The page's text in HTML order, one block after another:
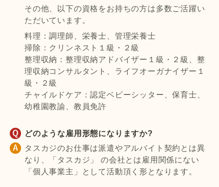
その他、以下の資格をお持ちの方は多数ご活躍い
ただいています。
料理：調理師、栄養士、管理栄養士
掃除：クリンネスト１級・２級
整理収納：整理収納アドバイザー１級・２級、整
理収納コンサルタント、ライフオーガナイザー１
級・２級
チャイルドケア：認定ベビーシッター、保育士、
幼稚園教諭、教員免許
どのような雇用形態になりますか?
タスカジのお仕事は派遣やアルバイト契約とは異
なり、「タスカジ」 の会社とは雇用関係にない
「個人事業主」として活動頂く形となります。